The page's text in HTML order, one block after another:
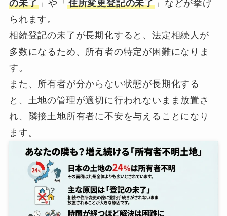
の未了 」や「 住所変更登記の未了 」などが挙げ
られます。
相続登記の未了が長期化すると、法定相続人が
多数になるため、所有者の特定が困難になりま
す。
また、所有者が分からない状態が長期化する
と、土地の管理が適切に行われないまま放置さ
れ、隣接土地所有者に不安を与えることになり
ます。